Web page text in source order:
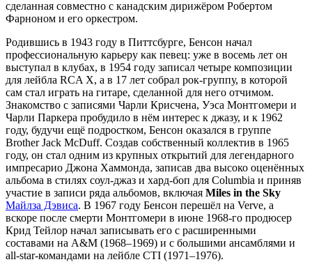
сделанная совместно с канадским дирижёром Робертом
Фарноном и его оркестром.
Родившись в 1943 году в Питтсбурге, Бенсон начал
профессиональную карьеру как певец: уже в восемь лет он
выступал в клубах, в 1954 году записал четыре композиции
для лейбла RCA X, а в 17 лет собрал рок-группу, в которой
сам стал играть на гитаре, сделанной для него отчимом.
Знакомство с записями Чарли Крисчена, Уэса Монтгомери и
Чарли Паркера пробудило в нём интерес к джазу, и к 1962
году, будучи ещё подростком, Бенсон оказался в группе
Brother Jack McDuff. Создав собственный коллектив в 1965
году, он стал одним из крупных открытий для легендарного
импресарио Джона Хаммонда, записав два высоко оценённых
альбома в стилях соул-джаз и хард-боп для Columbia и приняв
участие в записи ряда альбомов, включая Miles in the Sky
Майлза Дэвиса. В 1967 году Бенсон перешёл на Verve, а
вскоре после смерти Монтгомери в июне 1968-го продюсер
Крид Тейлор начал записывать его с расширенными
составами на A&M (1968–1969) и с большими ансамблями и
all-star-командами на лейбле CTI (1971–1976).